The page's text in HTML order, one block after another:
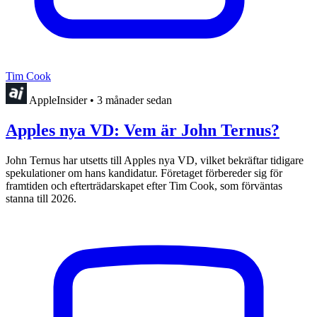
Tim Cook
AppleInsider • 3 månader sedan
Apples nya VD: Vem är John Ternus?
John Ternus har utsetts till Apples nya VD, vilket bekräftar tidigare
spekulationer om hans kandidatur. Företaget förbereder sig för
framtiden och efterträdarskapet efter Tim Cook, som förväntas
stanna till 2026.